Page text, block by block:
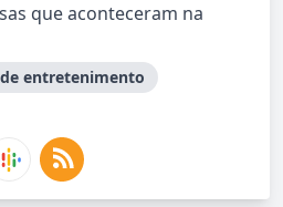
que aconteceram na
entretenimento